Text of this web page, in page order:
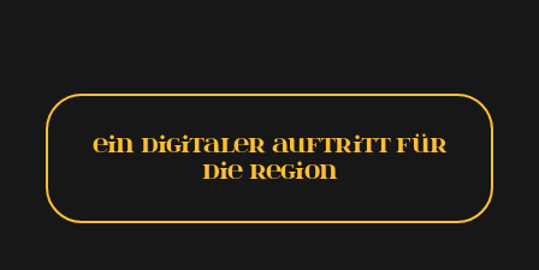
Ein digitaler Auftritt für
die Region